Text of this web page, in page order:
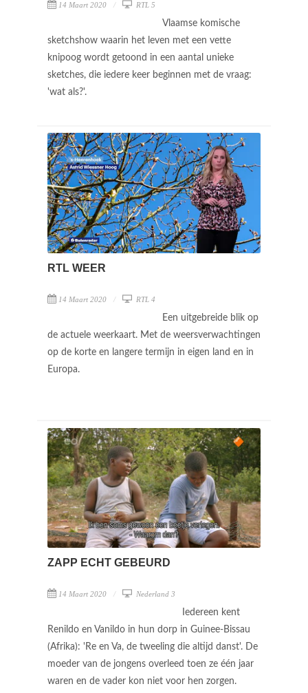
14 Maart 2020 RTL 5
Vlaamse komische
sketchshow waarin het leven met een vette
knipoog wordt getoond in een aantal unieke
sketches, die iedere keer beginnen met de vraag:
'wat als?'.
RTL WEER
14 Maart 2020 RTL 4
Een uitgebreide blik op
de actuele weerkaart. Met de weersverwachtingen
op de korte en langere termijn in eigen land en in
Europa.
ZAPP ECHT GEBEURD
14 Maart 2020 Nederland 3
Iedereen kent
Renildo en Vanildo in hun dorp in Guinee-Bissau
(Afrika): 'Re en Va, de tweeling die altijd danst'. De
moeder van de jongens overleed toen ze één jaar
waren en de vader kon niet voor hen zorgen.